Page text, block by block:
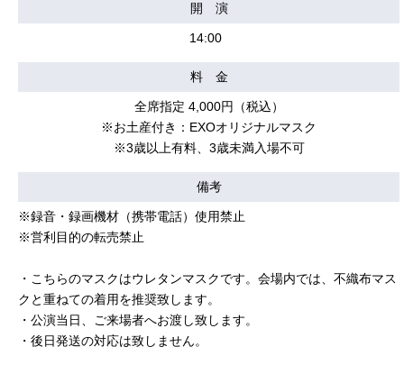
開 演
14:00
料 金
全席指定 4,000円（税込）
※お土産付き：EXOオリジナルマスク
※3歳以上有料、3歳未満入場不可
備考
※録音・録画機材（携帯電話）使用禁止
※営利目的の転売禁止
・こちらのマスクはウレタンマスクです。会場内では、不織布マス
クと重ねての着用を推奨致します。
・公演当日、ご来場者へお渡し致します。
・後日発送の対応は致しません。